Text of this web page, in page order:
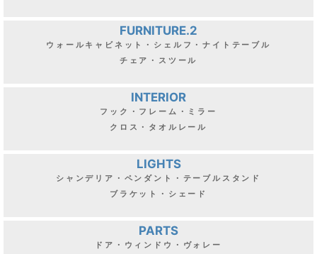
FURNITURE.2
ウォールキャビネット・シェルフ・ナイトテーブル
チェア・スツール
INTERIOR
フック・フレーム・ミラー
クロス・タオルレール
LIGHTS
シャンデリア・ペンダント・テーブルスタンド
ブラケット・シェード
PARTS
ドア・ウィンドウ・ヴォレー